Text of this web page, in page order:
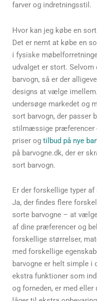
farver og indretningsstil.
Hvor kan jeg købe en
Det er nemt at købe en
i fysiske
udvalget er stort.
barvogn, så er der
designs at vælge
undersøge markedet og
sort barvogn, der passer
stilmæssige præferencer
priser og tilbud på nye
på barvogne.dk, der er
sort barvogn.
Er der forskellige typer af
Ja, der findes flere
sorte barvogne – at
af dine præferencer og
forskellige størrelser,
med forskellige
barvogne er helt simple i
ekstra funktioner som
og forneden, er med